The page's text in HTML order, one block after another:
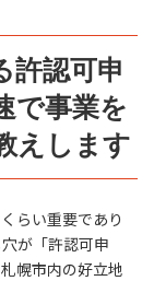
許認可申
で事業を
えします
らい重要であり
が「許認可申
幌市内の好立地